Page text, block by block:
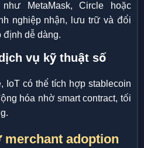
MetaMask, Circle hoặc
nghiệp nhận, lưu trữ và đổi
định dễ dàng.
vụ kỹ thuật số
IoT có thể tích hợp stablecoin
hóa nhờ smart contract, tối
adoption